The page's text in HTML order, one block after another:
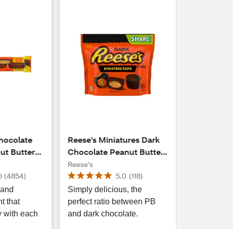
Butter
oz
(4854)
that
with each
Reese's Miniatures Dark
Chocolate Peanut Butter
Cups, 10.2 oz
Reese's
5.0 (118)
Simply delicious, the
perfect ratio between PB
and dark chocolate.